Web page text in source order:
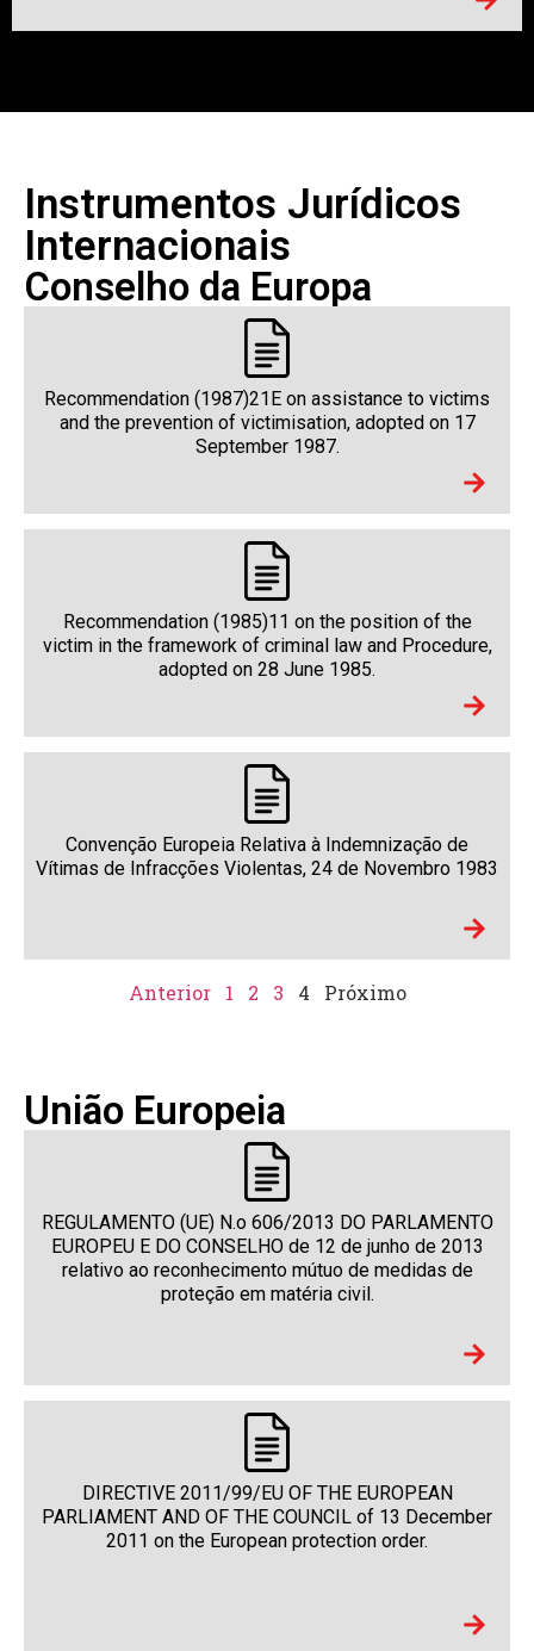
Instrumentos Jurídicos
Internacionais
Conselho da Europa
Recommendation (1987)21E on assistance to victims
and the prevention of victimisation, adopted on 17
September 1987.
Recommendation (1985)11 on the position of the
victim in the framework of criminal law and Procedure,
adopted on 28 June 1985.
Convenção Europeia Relativa à Indemnização de
Vítimas de Infracções Violentas, 24 de Novembro 1983
Anterior 1 2 3 4 Próximo
União Europeia
REGULAMENTO (UE) N.o 606/2013 DO PARLAMENTO
EUROPEU E DO CONSELHO de 12 de junho de 2013
relativo ao reconhecimento mútuo de medidas de
proteção em matéria civil.
DIRECTIVE 2011/99/EU OF THE EUROPEAN
PARLIAMENT AND OF THE COUNCIL of 13 December
2011 on the European protection order.